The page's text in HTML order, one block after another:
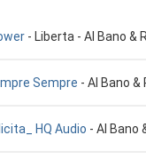
- Liberta - Al Bano &
Sempre - Al Bano & Romina
HQ Audio - Al Bano & Romina